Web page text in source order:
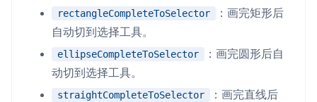
rectangleCompleteToSelector
：画完矩形后
自动切到选择工具。
ellipseCompleteToSelector
：画完圆形后自
动切到选择工具。
straightCompleteToSelector
：画完直线后